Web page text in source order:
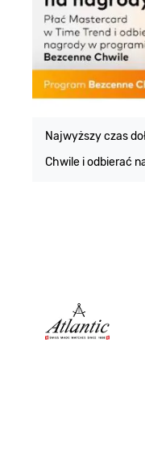
Najwyższy czas
Chwile i odbierać